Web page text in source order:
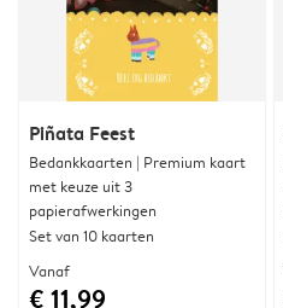
Piñata Feest
Bedankkaarten | Premium kaart
met keuze uit 3
papierafwerkingen
Set van 10 kaarten
Vanaf
€ 11,99